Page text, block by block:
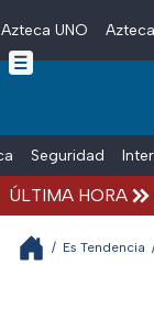
Skip to main
Azteca UNO
Seguridad
ÚLTIMA HORA
/ Es Tendencia